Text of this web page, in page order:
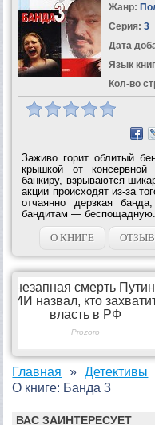
Жанр:
Серия: 3
Дата
Язык
Кол-во
Заживо горит облитый
крышкой от консервной
банкиру, взрываются
акции происходят из-за
отчаянно дерзкая
бандитам —
О КНИГЕ
Главная Детективы
О книге: Банда 3